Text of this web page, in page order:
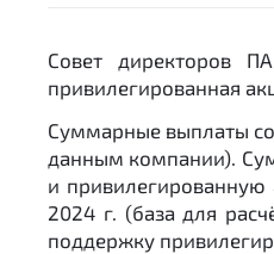
Совет директоров
привилегированная
Суммарные выплаты
данным компании).
и
2024 г. (база для
поддержку